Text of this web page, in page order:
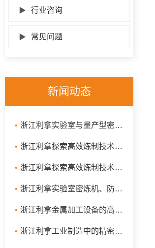
▶ 行业咨询
▶ 常见问题
新闻动态
• 浙江利拿实验室与量产型密炼机：揭秘高效能的炼制秘密
• 浙江利拿探索高效炼制技术：捏炼机、汽车制品密炼机与抽真空密炼机
• 浙江利拿探索高效炼制技术：捏炼机、实验室密炼机与液压翻转式密炼机的工作原理及应用
• 浙江利拿实验室密炼机、防爆型密炼机、开合式密炼机
• 浙江利拿金属加工设备的高效能：捏炼机、混炼机与金属密炼机的革新应用
• 浙江利拿工业制造中的精密设备：炼胶机、鞋材密炼机与液压翻转式密炼机的高效应用